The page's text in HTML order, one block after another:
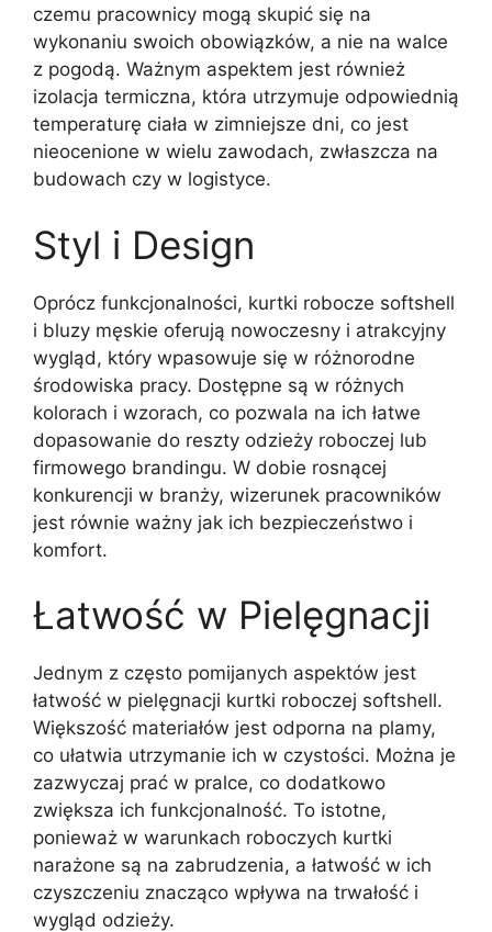
czemu pracownicy mogą skupić się na
wykonaniu swoich obowiązków, a nie na walce
z pogodą. Ważnym aspektem jest również
izolacja termiczna, która utrzymuje odpowiednią
temperaturę ciała w zimniejsze dni, co jest
nieocenione w wielu zawodach, zwłaszcza na
budowach czy w logistyce.
Styl i Design
Oprócz funkcjonalności, kurtki robocze softshell
i bluzy męskie oferują nowoczesny i atrakcyjny
wygląd, który wpasowuje się w różnorodne
środowiska pracy. Dostępne są w różnych
kolorach i wzorach, co pozwala na ich łatwe
dopasowanie do reszty odzieży roboczej lub
firmowego brandingu. W dobie rosnącej
konkurencji w branży, wizerunek pracowników
jest równie ważny jak ich bezpieczeństwo i
komfort.
Łatwość w Pielęgnacji
Jednym z często pomijanych aspektów jest
łatwość w pielęgnacji kurtki roboczej softshell.
Większość materiałów jest odporna na plamy,
co ułatwia utrzymanie ich w czystości. Można je
zazwyczaj prać w pralce, co dodatkowo
zwiększa ich funkcjonalność. To istotne,
ponieważ w warunkach roboczych kurtki
narażone są na zabrudzenia, a łatwość w ich
czyszczeniu znacząco wpływa na trwałość i
wygląd odzieży.